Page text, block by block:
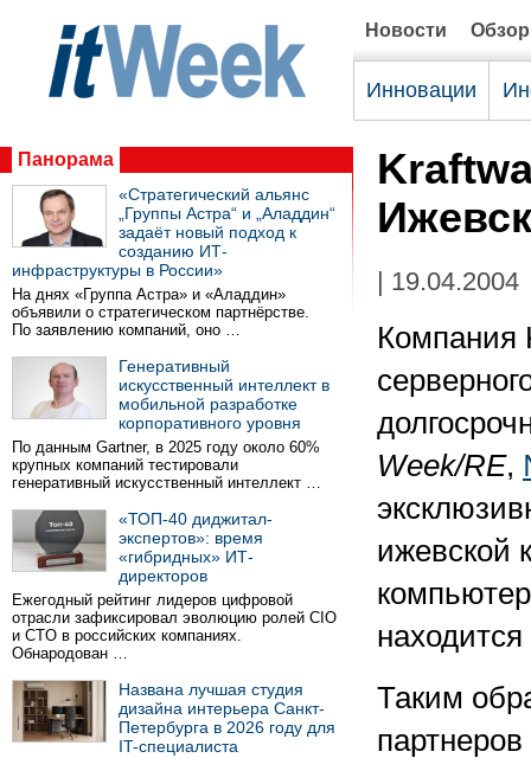
Новости
Инновации
Панорама
«Стратегический альянс
„Группы Астра“ и „Аладдин“
задаёт новый подход к
созданию ИТ-
инфраструктуры в России»
На днях «Группа Астра» и «Аладдин»
объявили о стратегическом партнёрстве.
По заявлению компаний, оно …
Генеративный
искусственный интеллект в
мобильной разработке
корпоративного уровня
По данным Gartner, в 2025 году около 60%
крупных компаний тестировали
генеративный искусственный интеллект …
«ТОП-40 диджитал-
экспертов»: время
«гибридных» ИТ-
директоров
Ежегодный рейтинг лидеров цифровой
отрасли зафиксировал эволюцию ролей CIO
и CTO в российских компаниях.
Обнародован …
Названа лучшая студия
дизайна интерьера Санкт-
Петербурга в 2026 году для
IT-специалиста
| 19.04.2004
Компания
Week/RE,
ижевской
Таким